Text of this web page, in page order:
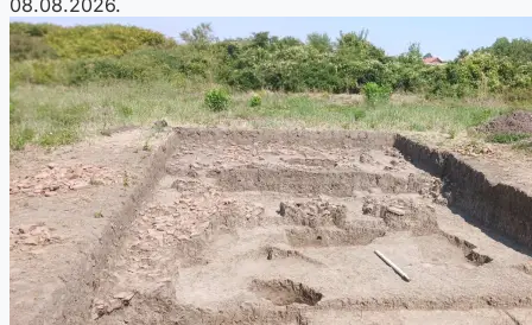
08.08.2026.